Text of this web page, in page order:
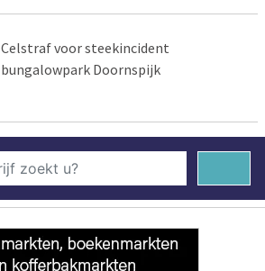
Celstraf voor steekincident
bungalowpark Doornspijk